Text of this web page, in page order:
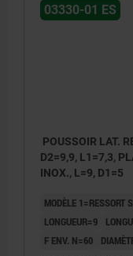
2) Certaines
W = longueur
X = cote de
Z = diamètre de
03330-01 ES
POUSSOIR LAT.
D2=9,9, L1=7,3,
INOX., L=9, D1=5
MODÈLE 1=RESSORT
LONGUEUR=9
F ENV. N=60